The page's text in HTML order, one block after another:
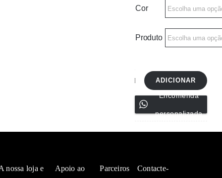
255,00 €
Cor
Produto
Quantidade
de
Camisas
ADICIONAR
Encomenda
personalizada
nossa loja e
Apoio ao
Parceiros
Contacte-